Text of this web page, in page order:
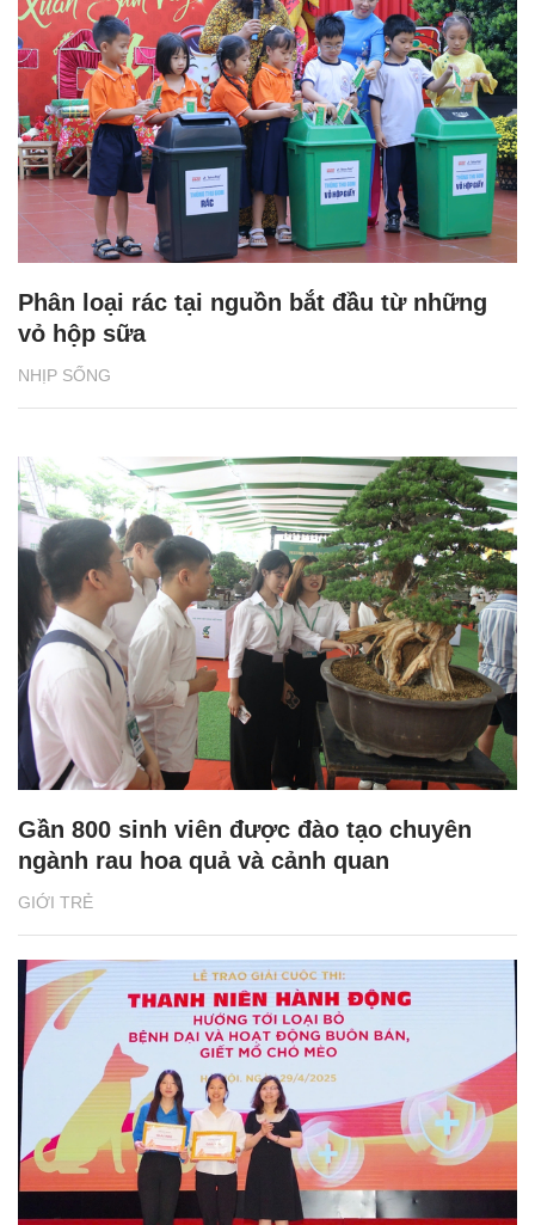
NHỊP SỐNG
Phân loại rác tại nguồn bắt đầu từ những
vỏ hộp sữa
GIỚI TRẺ
Gần 800 sinh viên được đào tạo chuyên
ngành rau hoa quả và cảnh quan